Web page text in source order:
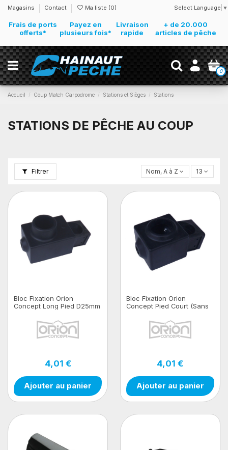
Magasins Contact Ma liste (0) Select Language ▼
Frais de ports
offerts*
Payez en
plusieurs fois*
Livraison
rapide
+ de 20.000
articles de pêche
0
Accueil Coup Match Carpodrome Stations et Sièges Stations
STATIONS DE PÊCHE AU COUP
Filtrer Nom, A à Z 13
Bloc Fixation Orion
Concept Long Pied D25mm
4,01 €
Ajouter au panier
Bloc Fixation Orion
Concept Pied Court (Sans
4,01 €
Ajouter au panier